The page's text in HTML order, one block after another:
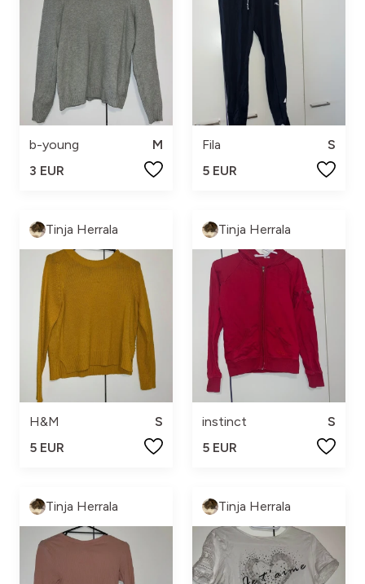
b-young
M
3 EUR
Fila
S
5 EUR
Tinja Herrala
H&M
S
5 EUR
Tinja Herrala
instinct
S
5 EUR
Tinja Herrala Tinja Herrala